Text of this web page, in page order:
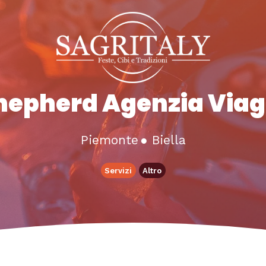
Agenzia
Piemonte● Biella
Servizi Altro